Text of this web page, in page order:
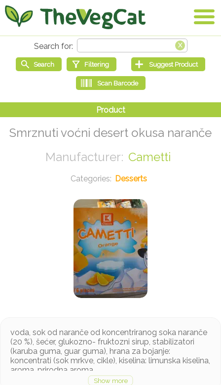
Smrznuti voćni desert okusa naranče
Cametti
Desserts
voda, sok od naranče od koncentriranog soka naranče
(20 %), šećer, glukozno- fruktozni sirup, stabilizatori
(karuba guma, guar guma), hrana za bojanje:
koncentrati (sok mrkve, cikle), kiselina: limunska kiselina,
aroma, prirodna aroma
Može sadržavati tragove mlijeka